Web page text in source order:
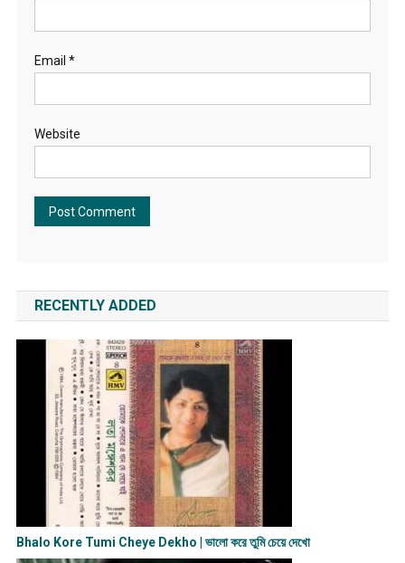
Email *
Website
RECENTLY ADDED
Bhalo Kore Tumi Cheye Dekho | ভালো করে তুমি চেয়ে দেখো